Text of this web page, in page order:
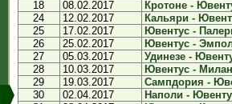
18
08.02.2017
Кротоне -
24
12.02.2017
Кальяри -
25
17.02.2017
Ювентус -
26
25.02.2017
Ювентус -
27
05.03.2017
Удинезе -
28
10.03.2017
Ювентус -
29
19.03.2017
Сампдория -
30
02.04.2017
Наполи -